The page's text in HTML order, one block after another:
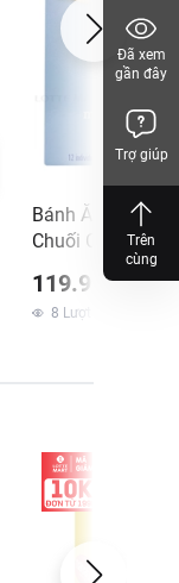
Bánh Ăn Dặm
Chuối Cà Rốt
119.900 ₫
8 Lượt xem
Đã xem
gần đây
Trợ giúp
Trên
cùng